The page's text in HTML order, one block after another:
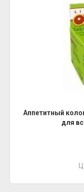
Аппетитный
для